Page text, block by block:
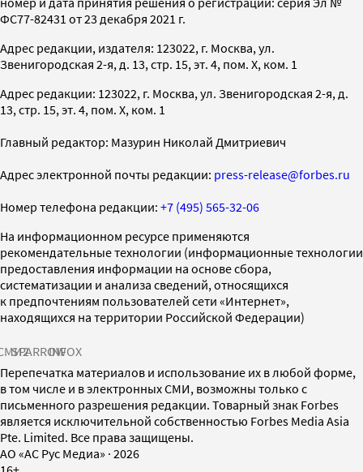
ФС77-82431 от 23 декабря 2021 г.
Адрес редакции, издателя: 123022, г. Москва, ул.
Звенигородская 2-я, д. 13, стр. 15, эт. 4, пом. X, ком. 1
Адрес редакции: 123022, г. Москва, ул. Звенигородская 2-я, д.
13, стр. 15, эт. 4, пом. X, ком. 1
Главный редактор: Мазурин Николай Дмитриевич
Адрес электронной почты редакции: press-release@forbes.ru
Номер телефона редакции: +7 (495) 565-32-06
На информационном ресурсе применяются
рекомендательные технологии (информационные технологии
предоставления информации на основе сбора,
систематизации и анализа сведений, относящихся
к предпочтениям пользователей сети «Интернет»,
находящихся на территории Российской Федерации)
SPARROWINFOX
Перепечатка материалов и использование их в любой форме,
в том числе и в электронных СМИ, возможны только с
письменного разрешения редакции. Товарный знак Forbes
является исключительной собственностью Forbes Media Asia
Pte. Limited. Все права защищены.
AO «АС Рус Медиа» · 2026